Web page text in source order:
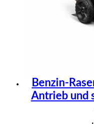
Benzin-
Antrieb und